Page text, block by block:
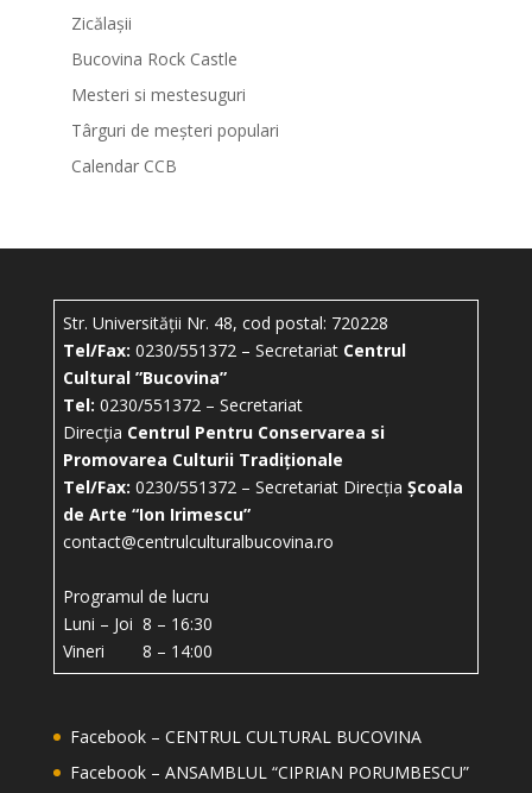
Zicălașii
Bucovina Rock Castle
Mesteri si mestesuguri
Târguri de meșteri populari
Calendar CCB
Str. Universității Nr. 48, cod postal: 720228
Tel/Fax: 0230/551372 – Secretariat Centrul
Cultural ”Bucovina”
Tel: 0230/551372 – Secretariat
Direcția Centrul Pentru Conservarea si
Promovarea Culturii Tradiționale
Tel/Fax: 0230/551372 – Secretariat Direcția Școala
de Arte “Ion Irimescu”
contact@centrulculturalbucovina.ro
Programul de lucru
Luni – Joi 8 – 16:30
Vineri 8 – 14:00
Facebook – CENTRUL CULTURAL BUCOVINA
Facebook – ANSAMBLUL “CIPRIAN PORUMBESCU”